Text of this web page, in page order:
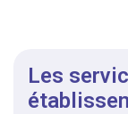
Les